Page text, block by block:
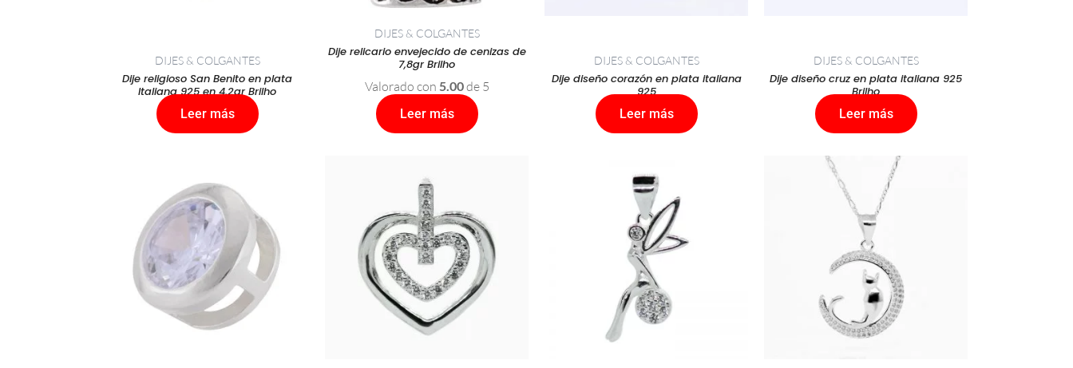
DIJES & COLGANTES
Dije religioso San Benito en plata
Italiana 925 en 4,2gr Brilho
Leer más
DIJES & COLGANTES
Dije relicario envejecido de cenizas de
7,8gr Brilho
Valorado con 5.00de 5
Leer más
DIJES & COLGANTES
Dije diseño corazón en plata italiana
925
Leer más
DIJES & COLGANTES
Dije diseño cruz en plata italiana 925
Brilho
Leer más